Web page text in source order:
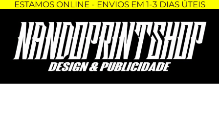
Skip
content
ESTAMOS ONLINE - ENVIOS EM 1-3 DIAS ÚTEIS
Quantidade
de
PORTA-
CHAVES
-